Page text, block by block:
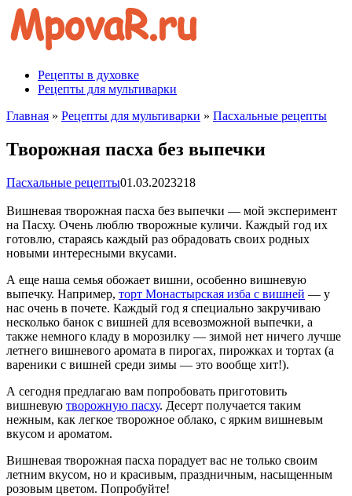
Перейти
контенту
Рецепты в духовке
Рецепты для мультиварки
Главная » Рецепты для мультиварки » Пасхальные рецепты
Творожная пасха без выпечки
Пасхальные рецепты01.03.2023218
Вишневая творожная пасха без выпечки — мой эксперимент
на Пасху. Очень люблю творожные куличи. Каждый год их
готовлю, стараясь каждый раз обрадовать своих родных
новыми интересными вкусами.
А еще наша семья обожает вишни, особенно вишневую
выпечку. Например, торт Монастырская изба с вишней — у
нас очень в почете. Каждый год я специально закручиваю
несколько банок с вишней для всевозможной выпечки, а
также немного кладу в морозилку — зимой нет ничего лучше
летнего вишневого аромата в пирогах, пирожках и тортах (а
вареники с вишней среди зимы — это вообще хит!).
А сегодня предлагаю вам попробовать приготовить
вишневую творожную пасху. Десерт получается таким
нежным, как легкое творожное облако, с ярким вишневым
вкусом и ароматом.
Вишневая творожная пасха порадует вас не только своим
летним вкусом, но и красивым, праздничным, насыщенным
розовым цветом. Попробуйте!